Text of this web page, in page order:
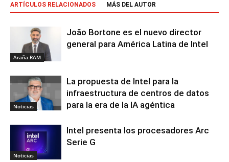
ARTÍCULOS RELACIONADOS MÁS DEL AUTOR
Araña RAM
João Bortone es el nuevo director
general para América Latina de Intel
Noticias
La propuesta de Intel para la
infraestructura de centros de datos
para la era de la IA agéntica
Noticias
Intel presenta los procesadores Arc
Serie G